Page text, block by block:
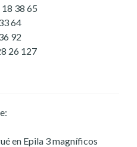
38 65
64
92
26 127
en Epila 3 magníficos